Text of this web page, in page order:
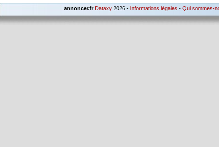
annoncer.fr Dataxy 2026 - Informations légales - Qui sommes-